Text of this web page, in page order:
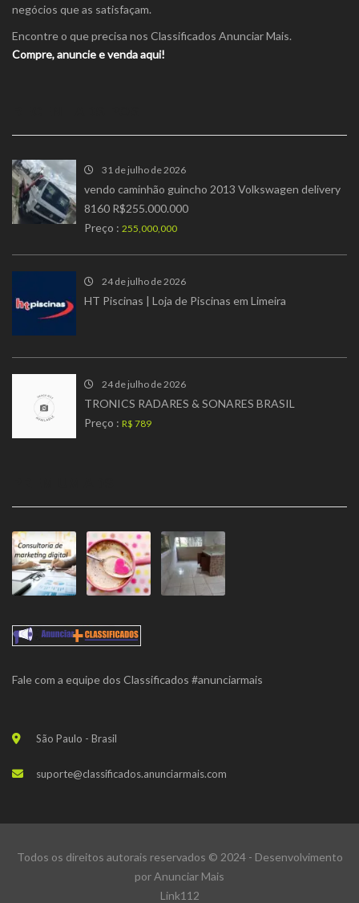
negócios que as satisfaçam.
Encontre o que precisa nos Classificados Anunciar Mais.
Compre, anuncie e venda aqui!
31 de julho de 2026
vendo caminhão guincho 2013 Volkswagen delivery
8160 R$255.000.000
Preço : 255,000,000
24 de julho de 2026
HT Piscinas | Loja de Piscinas em Limeira
24 de julho de 2026
TRONICS RADARES & SONARES BRASIL
Preço : R$ 789
Fale com a equipe dos Classificados #anunciarmais
São Paulo - Brasil
suporte@classificados.anunciarmais.com
Todos os direitos autorais reservados © 2024 - Desenvolvimento
porAnunciar Mais
Link112